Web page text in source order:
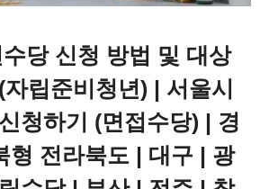
당 신청 방법 및 대상
립준비청년) | 서울시
청하기 (면접수당) | 경
형 전라북도 | 대구 | 광